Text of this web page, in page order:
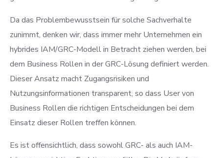
Da das Problembewusstsein für solche Sachverhalte
zunimmt, denken wir, dass immer mehr Unternehmen ein
hybrides IAM/GRC-Modell in Betracht ziehen werden, bei
dem Business Rollen in der GRC-Lösung definiert werden.
Dieser Ansatz macht Zugangsrisiken und
Nutzungsinformationen transparent, so dass User von
Business Rollen die richtigen Entscheidungen bei dem
Einsatz dieser Rollen treffen können.
Es ist offensichtlich, dass sowohl GRC- als auch IAM-